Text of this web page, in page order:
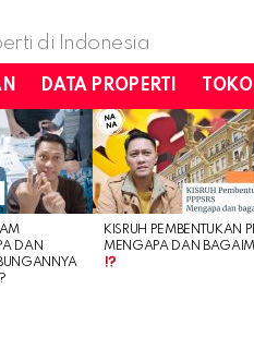
di Indonesia
DATA PROPERTI
DAN
KISRUH PEMBENTUKAN
MENGAPA DAN